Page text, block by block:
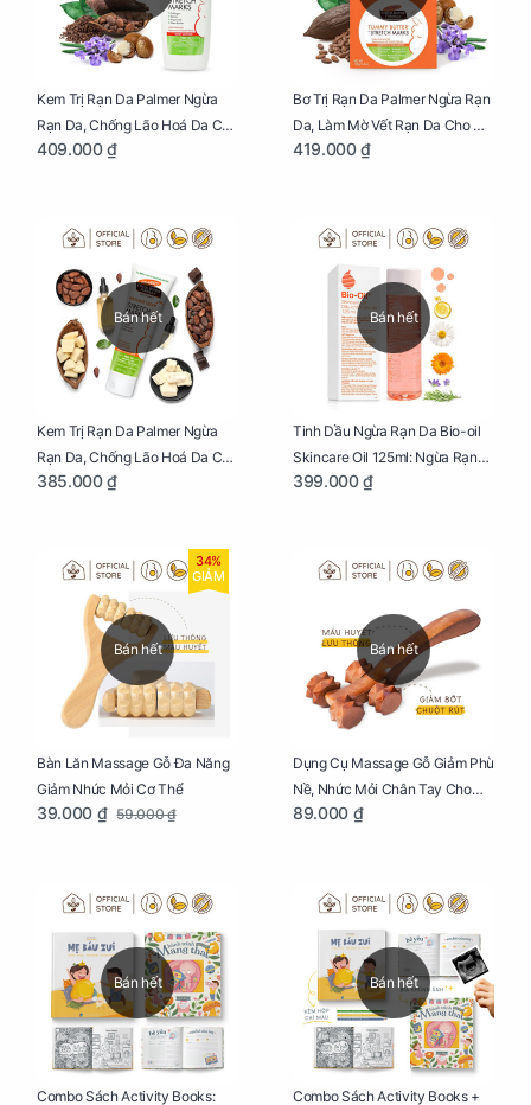
Kem Trị Rạn Da Palmer Ngừa
Rạn Da, Chống Lão Hoá Da Cho
Mẹ Bầu Chai 250ml
409.000 ₫
Bơ Trị Rạn Da Palmer Ngừa Rạn
Da, Làm Mờ Vết Rạn Da Cho Mẹ
Bầu Hũ 125g
419.000 ₫
Bán hết
Kem Trị Rạn Da Palmer Ngừa
Rạn Da, Chống Lão Hoá Da Cho
Mẹ Bầu Tuýp 125g
385.000 ₫
Bán hết
Tinh Dầu Ngừa Rạn Da Bio-oil
Skincare Oil 125ml: Ngừa Rạn
Da, Chăm Sóc Da Toàn Diện
399.000 ₫
Bán hết
34%
GIẢM
Bàn Lăn Massage Gỗ Đa Năng
Giảm Nhức Mỏi Cơ Thể
39.000 ₫ 59.000 ₫
Bán hết
Dụng Cụ Massage Gỗ Giảm Phù
Nề, Nhức Mỏi Chân Tay Cho
Mẹ Bầu
89.000 ₫
Bán hết
Combo Sách Activity Books:
Bán hết
Combo Sách Activity Books +